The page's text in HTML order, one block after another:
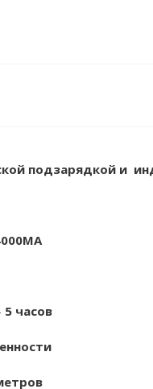
подзарядкой и
5 часов